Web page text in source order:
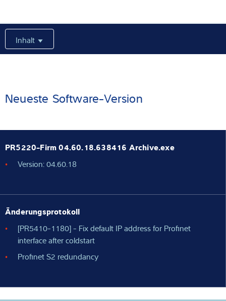
Über uns
Inhalt
Neueste Software-Version
PR5220-Firm 04.60.18.638416 Archive.exe
Version: 04.60.18
Änderungsprotokoll
[PR5410-1180] - Fix default IP address for Profinet
interface after coldstart
Profinet S2 redundancy